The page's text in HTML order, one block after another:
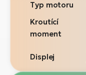
Typ motoru
Kroutící
moment
Displej